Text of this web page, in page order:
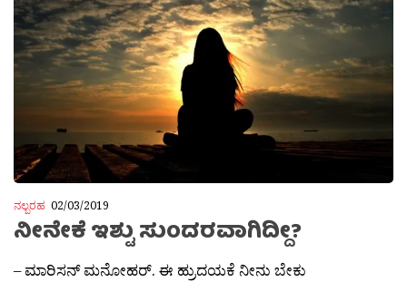
ನಲ್ಬರಹ 02/03/2019
ನೀನೇಕೆ ಇಶ್ಟು ಸುಂದರವಾಗಿದ್ದೀ?
– ಮಾರಿಸನ್ ಮನೋಹರ್. ಈ ಹ್ರುದಯಕೆ ನೀನು ಬೇಕು